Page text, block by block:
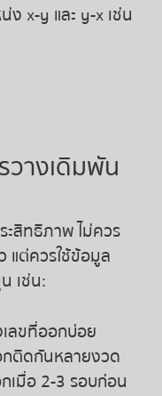
ง x-y และ y-x เช่น
วางเดิมพัน
สิทธิภาพ ไม่ควร
แต่ควรใช้ข้อมูล
เช่น:
ลขที่ออกบ่อย
ติดกันหลายงวด
เมื่อ 2-3 รอบก่อน